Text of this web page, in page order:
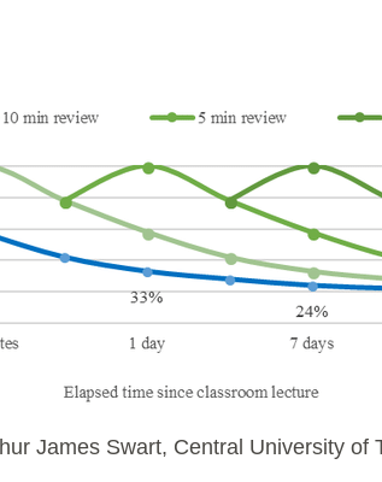
James Swart, Central University of